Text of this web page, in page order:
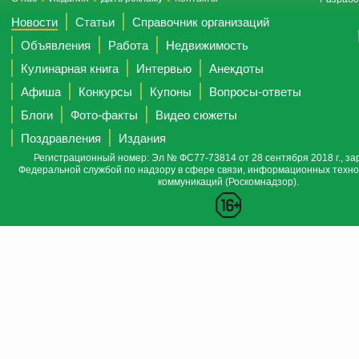
Новости Статьи
Справочник организаций
Объявления
Работа
Недвижимость
Кулинарная книга
Интервью
Анекдоты
Афиша
Конкурсы Купоны
Вопросы-ответы
Блоги
Фото-факты
Видео сюжеты
Поздравления
Издания
Регистрационный номер: Эл № ФС77-73814 от 28 сентября 2018 г.,
Федеральной службой по надзору в сфере связи, информационных
коммуникаций (Роскомнадзор).